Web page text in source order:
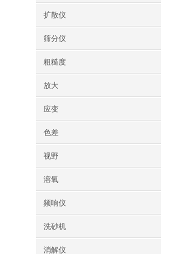
扩散仪
筛分仪
粗糙度
放大
应变
色差
视野
溶氧
频响仪
洗砂机
消解仪